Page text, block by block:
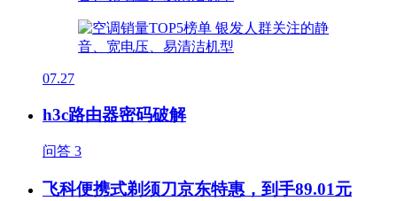
07.27
h3c路由器密码破解
问答 3
飞科便携式剃须刀京东特惠，到手89.01元